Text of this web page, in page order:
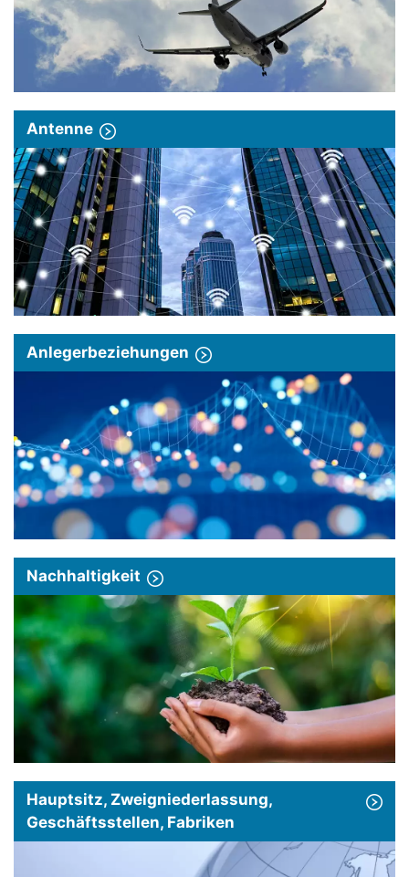
Antenne
Anlegerbeziehungen
Nachhaltigkeit
Hauptsitz, Zweigniederlassung,
Geschäftsstellen, Fabriken